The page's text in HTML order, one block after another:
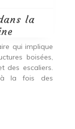
la
qui implique
boisées,
des escaliers.
à la fois des